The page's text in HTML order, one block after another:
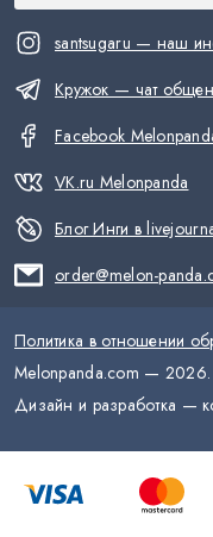
santsugaru — наш
Кружок — чат
Facebook
VK.ru Melonpanda
Блог Инги в
order@melon-
Политика в отношении
Melonpanda.com — 2026.
Дизайн и разработка —